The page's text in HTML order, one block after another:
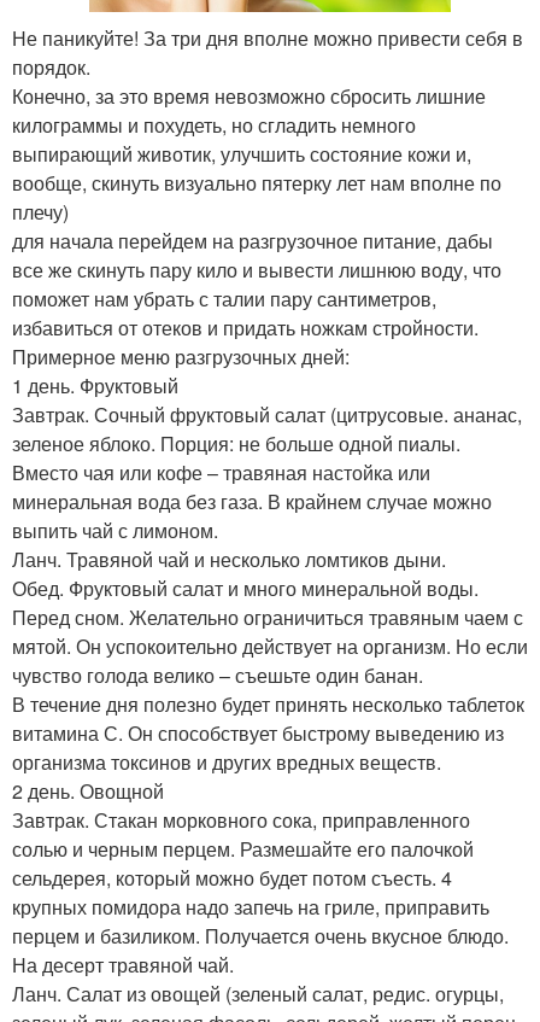
Не паникуйте! За три дня вполне можно привести себя в
порядок.
Конечно, за это время невозможно сбросить лишние
килограммы и похудеть, но сгладить немного
выпирающий животик, улучшить состояние кожи и,
вообще, скинуть визуально пятерку лет нам вполне по
плечу)
для начала перейдем на разгрузочное питание, дабы
все же скинуть пару кило и вывести лишнюю воду, что
поможет нам убрать с талии пару сантиметров,
избавиться от отеков и придать ножкам стройности.
Примерное меню разгрузочных дней:
1 день. Фруктовый
Завтрак. Сочный фруктовый салат (цитрусовые. ананас,
зеленое яблоко. Порция: не больше одной пиалы.
Вместо чая или кофе – травяная настойка или
минеральная вода без газа. В крайнем случае можно
выпить чай с лимоном.
Ланч. Травяной чай и несколько ломтиков дыни.
Обед. Фруктовый салат и много минеральной воды.
Перед сном. Желательно ограничиться травяным чаем с
мятой. Он успокоительно действует на организм. Но если
чувство голода велико – съешьте один банан.
В течение дня полезно будет принять несколько таблеток
витамина С. Он способствует быстрому выведению из
организма токсинов и других вредных веществ.
2 день. Овощной
Завтрак. Стакан морковного сока, приправленного
солью и черным перцем. Размешайте его палочкой
сельдерея, который можно будет потом съесть. 4
крупных помидора надо запечь на гриле, приправить
перцем и базиликом. Получается очень вкусное блюдо.
На десерт травяной чай.
Ланч. Салат из овощей (зеленый салат, редис. огурцы,